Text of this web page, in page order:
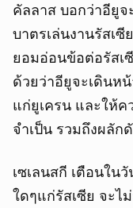
คัลลาส บอกว่าอียูจ
บาตรเล่นงานรัสเ
ยอมอ่อนข้อต่อรัสเ
ด้วยว่าอียูจะเดินห
แก่ยูเครน และให้
จำเป็น รวมถึงผลัก
เซเลนสกี เตือนใน
ใดๆแก่รัสเซีย จะไ